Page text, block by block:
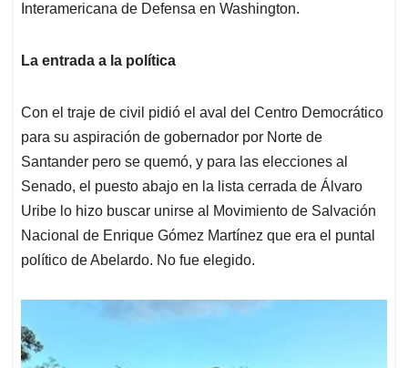
Interamericana de Defensa en Washington.
La entrada a la política
Con el traje de civil pidió el aval del Centro Democrático
para su aspiración de gobernador por Norte de
Santander pero se quemó, y para las elecciones al
Senado, el puesto abajo en la lista cerrada de Álvaro
Uribe lo hizo buscar unirse al Movimiento de Salvación
Nacional de Enrique Gómez Martínez que era el puntal
político de Abelardo. No fue elegido.